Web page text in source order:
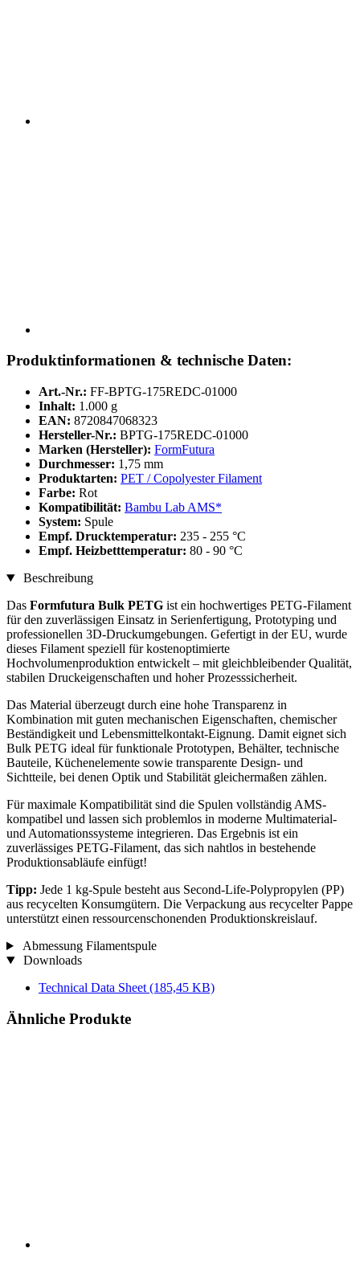
Produktinformationen & technische Daten:
Art.-Nr.: FF-BPTG-175REDC-01000
Inhalt: 1.000 g
EAN: 8720847068323
Hersteller-Nr.: BPTG-175REDC-01000
Marken (Hersteller): FormFutura
Durchmesser: 1,75 mm
Produktarten: PET / Copolyester Filament
Farbe: Rot
Kompatibilität: Bambu Lab AMS*
System: Spule
Empf. Drucktemperatur: 235 - 255 °C
Empf. Heizbetttemperatur: 80 - 90 °C
Beschreibung
Das Formfutura Bulk PETG ist ein hochwertiges PETG-Filament
für den zuverlässigen Einsatz in Serienfertigung, Prototyping und
professionellen 3D-Druckumgebungen. Gefertigt in der EU, wurde
dieses Filament speziell für kostenoptimierte
Hochvolumenproduktion entwickelt – mit gleichbleibender Qualität,
stabilen Druckeigenschaften und hoher Prozesssicherheit.
Das Material überzeugt durch eine hohe Transparenz in
Kombination mit guten mechanischen Eigenschaften, chemischer
Beständigkeit und Lebensmittelkontakt-Eignung. Damit eignet sich
Bulk PETG ideal für funktionale Prototypen, Behälter, technische
Bauteile, Küchenelemente sowie transparente Design- und
Sichtteile, bei denen Optik und Stabilität gleichermaßen zählen.
Für maximale Kompatibilität sind die Spulen vollständig AMS-
kompatibel und lassen sich problemlos in moderne Multimaterial-
und Automationssysteme integrieren. Das Ergebnis ist ein
zuverlässiges PETG-Filament, das sich nahtlos in bestehende
Produktionsabläufe einfügt!
Tipp: Jede 1 kg-Spule besteht aus Second-Life-Polypropylen (PP)
aus recycelten Konsumgütern. Die Verpackung aus recycelter Pappe
unterstützt einen ressourcenschonenden Produktionskreislauf.
Abmessung Filamentspule
Downloads
Technical Data Sheet (185,45 KB)
Ähnliche Produkte